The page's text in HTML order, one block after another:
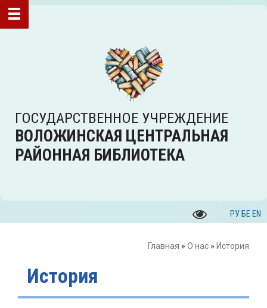
ГОСУДАРСТВЕННОЕ УЧРЕЖДЕНИЕ
ВОЛОЖИНСКАЯ ЦЕНТРАЛЬНАЯ
РАЙОННАЯ БИБЛИОТЕКА
РУ БЕ EN
Главная » О нас » История
История